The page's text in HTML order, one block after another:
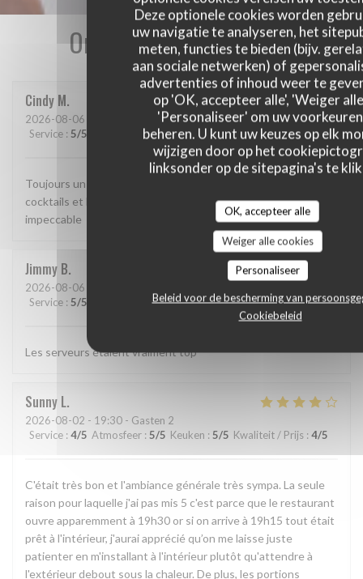
Deze optionele cookies worden
uw navigatie te analyseren, het
meten, functies te bieden (bijv.
aan sociale netwerken) of
advertenties of inhoud weer te
op 'OK, accepteer alle', 'Weiger
'Personaliseer' om uw
beheren. U kunt uw keuzes op elk
wijzigen door op het
linksonder op de sitepagina's te
OK, accepteer alle
Weiger alle cookies
Personaliseer
Beleid voor de bescherming van
Cookiebeleid
Onze gastbeoordelingen
Cindy M
2026-08-06 - 20:30 - Gasten 3
Service : 5/5 :5/5 Keuken: 5/5 Kwaliteit / Prijs : 5/5
Toujours un plaisir de passer une soirée rythmée par les
cocktails et les plats à la cuisson maîtrisée. Service
impeccable
Jimmy B
2026-08-06
Service : 5/5 5/5 Keuken:5/5 Kwaliteit / Prijs:5/5
Les serveurs étaient vraiment top
Sunny L
2026-08-02 - 19:30 - Gasten 2
Service : 4/5 Atmosfeer : 5/5 Keuken : 5/5 Kwaliteit / Prijs : 4/5
C'était très bon et l'ambiance générale très sympa. La seule
raison pour laquelle j'ai pas mis 5 c'est parce que le restaurant
ouvre apparemment à 19h30 or si on arrive à 19h15 tout était
prêt à l'intérieur, j'aurai apprécié qu’on me laisse juste
patienter en m'installant à l'intérieur plutôt qu'attendre à
l'extérieur debout sous la chaleur. De plus, les portions